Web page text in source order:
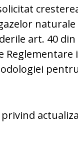
art. 40